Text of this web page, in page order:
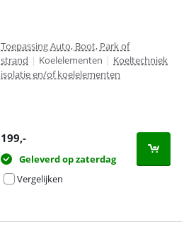
Toepassing Auto, Boot, Park of
strand | Koelelementen | Koeltechniek
isolatie en/of koelelementen
199,-
Geleverd op zaterdag
Vergelijken